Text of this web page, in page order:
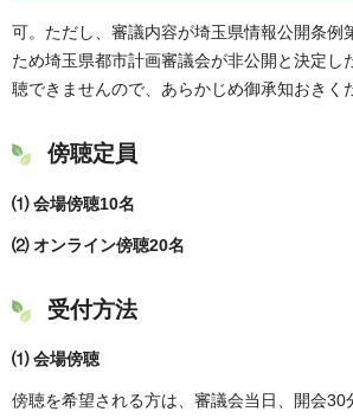
可。ただし、審議内容が埼玉県情報公開条例
ため埼玉県都市計画審議会が非公開と決定し
聴できませんので、あらかじめ御承知おきく
傍聴定員
⑴ 会場傍聴10名
⑵ オンライン傍聴20名
受付方法
⑴ 会場傍聴
傍聴を希望される方は、審議会当日、開会30